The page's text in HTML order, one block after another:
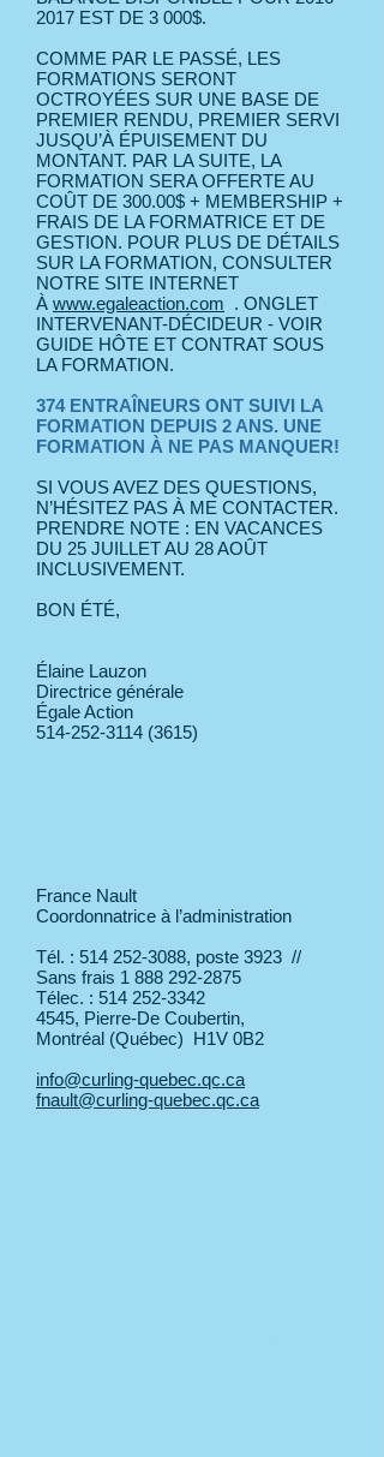
2017 EST DE 3 000$.
COMME PAR LE PASSÉ, LES
FORMATIONS SERONT
OCTROYÉES SUR UNE BASE DE
PREMIER RENDU, PREMIER SERVI
JUSQU’À ÉPUISEMENT DU
MONTANT. PAR LA SUITE, LA
FORMATION SERA OFFERTE AU
COÛT DE 300.00$ + MEMBERSHIP +
FRAIS DE LA FORMATRICE ET DE
GESTION. POUR PLUS DE DÉTAILS
SUR LA FORMATION, CONSULTER
NOTRE SITE INTERNET
À www.egaleaction.com . ONGLET
INTERVENANT-DÉCIDEUR - VOIR
GUIDE HÔTE ET CONTRAT SOUS
LA FORMATION.
374 ENTRAÎNEURS ONT SUIVI LA
FORMATION DEPUIS 2 ANS. UNE
FORMATION À NE PAS MANQUER!
SI VOUS AVEZ DES QUESTIONS,
N’HÉSITEZ PAS À ME CONTACTER.
PRENDRE NOTE : EN VACANCES
DU 25 JUILLET AU 28 AOÛT
INCLUSIVEMENT.
BON ÉTÉ,
Élaine Lauzon
Directrice générale
Égale Action
514-252-3114 (3615)
France Nault
Coordonnatrice à l’administration
Tél. : 514 252-3088, poste 3923 //
Sans frais 1 888 292-2875
Télec. : 514 252-3342
4545, Pierre-De Coubertin,
Montréal (Québec) H1V 0B2
info@curling-quebec.qc.ca
fnault@curling-quebec.qc.ca